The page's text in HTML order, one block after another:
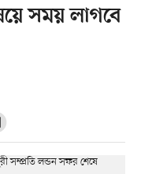
সময় লাগবে